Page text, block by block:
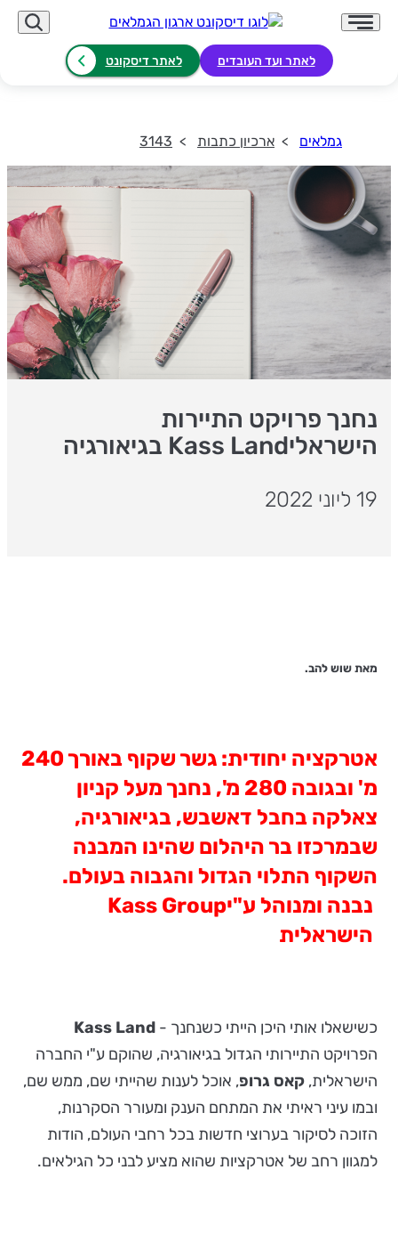
לאתר ועד העובדים לאתר דיסקונט
גמלאים ארכיון כתבות 3143
נחנך פרויקט התיירות
הישראליKass Land בגיאורגיה
19 ליוני 2022
מאת שוש להב.
אטרקציה יחודית: גשר שקוף באורך240
מ' ובגובה
מ', נחנך מעל קניון
צאלקה בחבל דאשבש, בגיאורגיה,
שבמרכזו בר היהלום שהינו המבנה
השקוף התלוי הגדול והגבוה בעולם.
נבנה ומנוהל ע"יKass Group
הישראלית
כשישאלו אותי היכן הייתי כשנחנך -
הפרויקט התיירותי הגדול בגיאורגיה, שהוקם ע"י החברה
הישראלית, קאס גרופ, אוכל לענות שהייתי שם, ממש שם,
ובמו עיני ראיתי את המתחם הענק ומעורר הסקרנות,
הזוכה לסיקור בערוצי חדשות בכל רחבי העולם, הודות
למגוון רחב של אטרקציות שהוא מציע לבני כל הגילאים.